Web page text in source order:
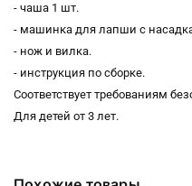
- чаша 1 шт.
- машинка для лапши с
- нож и вилка.
- инструкция по сборке.
Соответствует требованиям
Для детей от 3 лет.